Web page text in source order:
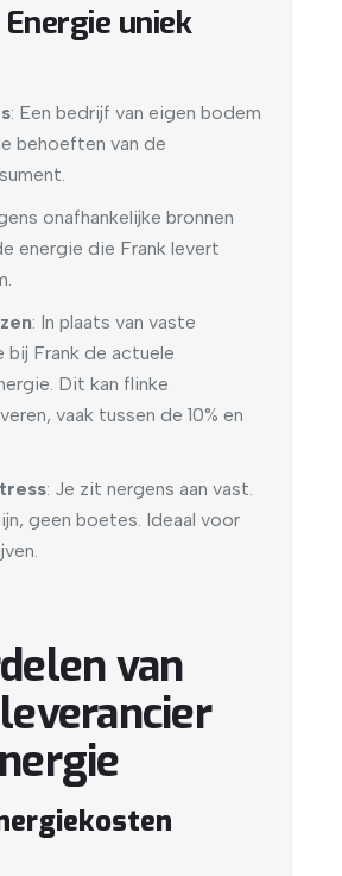
uniek
: Een bedrijf van eigen bodem
behoeften van de
onafhankelijke bronnen
energie die Frank levert
: In plaats van vaste
bij Frank de actuele
Dit kan flinke
vaak tussen de 10% en
: Je zit nergens aan vast.
geen boetes. Ideaal voor
van